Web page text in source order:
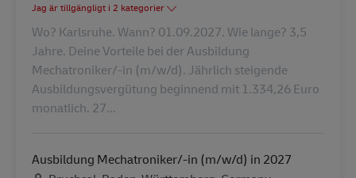
Jag är tillgängligt i 2 kategorier
Wo? Karlsruhe. Wann? 01.09.2027. Wie lange? 3,5
Jahre. Deine Vorteile bei der Ausbildung
Mechatroniker/-in (m/w/d). Jährlich steigende
Ausbildungsvergütung beginnend mit 1.334,26 Euro
monatlich. 27...
Ausbildung Mechatroniker/-in (m/w/d) in 2027